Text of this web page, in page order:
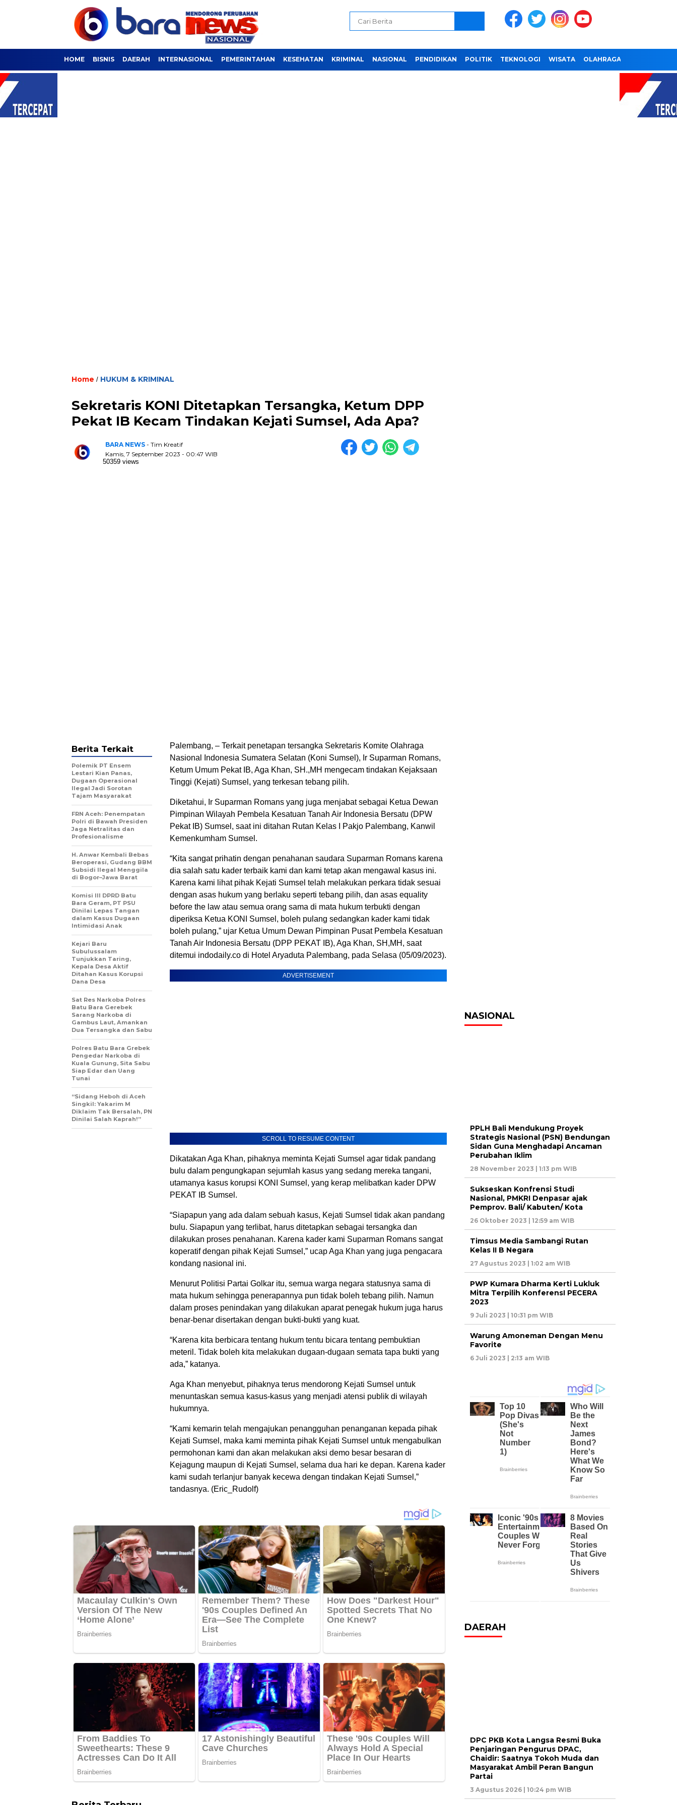
HOME BISNIS DAERAH INTERNASIONAL PEMERINTAHAN KESEHATAN KRIMINAL NASIONAL PENDIDIKAN POLITIK TEKNOLOGI WISATA OLAHRAGA
Home / HUKUM & KRIMINAL
Sekretaris KONI Ditetapkan Tersangka, Ketum DPP
Pekat IB Kecam Tindakan Kejati Sumsel, Ada Apa?
BARA NEWS - Tim Kreatif
Kamis, 7 September 2023 - 00:47 WIB
50359 views
Palembang, – Terkait penetapan tersangka Sekretaris Komite Olahraga
Nasional Indonesia Sumatera Selatan (Koni Sumsel), Ir Suparman Romans,
Ketum Umum Pekat IB, Aga Khan, SH.,MH mengecam tindakan Kejaksaan
Tinggi (Kejati) Sumsel, yang terkesan tebang pilih.
Diketahui, Ir Suparman Romans yang juga menjabat sebagai Ketua Dewan
Pimpinan Wilayah Pembela Kesatuan Tanah Air Indonesia Bersatu (DPW
Pekat IB) Sumsel, saat ini ditahan Rutan Kelas I Pakjo Palembang, Kanwil
Kemenkumham Sumsel.
“Kita sangat prihatin dengan penahanan saudara Suparman Romans karena
dia salah satu kader terbaik kami dan kami tetap akan mengawal kasus ini.
Karena kami lihat pihak Kejati Sumsel telah melakukan perkara tidak sesuai
dengan asas hukum yang berlaku seperti tebang pilih, dan asas equality
before the law atau semua orang sama di mata hukum terbukti dengan
diperiksa Ketua KONI Sumsel, boleh pulang sedangkan kader kami tidak
boleh pulang,” ujar Ketua Umum Dewan Pimpinan Pusat Pembela Kesatuan
Tanah Air Indonesia Bersatu (DPP PEKAT IB), Aga Khan, SH,MH, saat
ditemui indodaily.co di Hotel Aryaduta Palembang, pada Selasa (05/09/2023).
ADVERTISEMENT
SCROLL TO RESUME CONTENT
Dikatakan Aga Khan, pihaknya meminta Kejati Sumsel agar tidak pandang
bulu dalam pengungkapan sejumlah kasus yang sedang mereka tangani,
utamanya kasus korupsi KONI Sumsel, yang kerap melibatkan kader DPW
PEKAT IB Sumsel.
“Siapapun yang ada dalam sebuah kasus, Kejati Sumsel tidak akan pandang
bulu. Siapapun yang terlibat, harus ditetapkan sebagai tersangka dan
dilakukan proses penahanan. Karena kader kami Suparman Romans sangat
koperatif dengan pihak Kejati Sumsel,” ucap Aga Khan yang juga pengacara
kondang nasional ini.
Menurut Politisi Partai Golkar itu, semua warga negara statusnya sama di
mata hukum sehingga penerapannya pun tidak boleh tebang pilih. Namun
dalam proses penindakan yang dilakukan aparat penegak hukum juga harus
benar-benar disertakan dengan bukti-bukti yang kuat.
“Karena kita berbicara tentang hukum tentu bicara tentang pembuktian
meteril. Tidak boleh kita melakukan dugaan-dugaan semata tapa bukti yang
ada,” katanya.
Aga Khan menyebut, pihaknya terus mendorong Kejati Sumsel untuk
menuntaskan semua kasus-kasus yang menjadi atensi publik di wilayah
hukumnya.
“Kami kemarin telah mengajukan penangguhan penanganan kepada pihak
Kejati Sumsel, maka kami meminta pihak Kejati Sumsel untuk mengabulkan
permohonan kami dan akan melakukan aksi demo besar besaran di
Kejagung maupun di Kejati Sumsel, selama dua hari ke depan. Karena kader
kami sudah terlanjur banyak kecewa dengan tindakan Kejati Sumsel,”
tandasnya. (Eric_Rudolf)
Berita Terkait
Polemik PT Ensem
Lestari Kian Panas,
Dugaan Operasional
Ilegal Jadi Sorotan
Tajam Masyarakat
FRN Aceh: Penempatan
Polri di Bawah Presiden
Jaga Netralitas dan
Profesionalisme
H. Anwar Kembali Bebas
Beroperasi, Gudang BBM
Subsidi Ilegal Menggila
di Bogor–Jawa Barat
Komisi III DPRD Batu
Bara Geram, PT PSU
Dinilai Lepas Tangan
dalam Kasus Dugaan
Intimidasi Anak
Kejari Baru
Subulussalam
Tunjukkan Taring,
Kepala Desa Aktif
Ditahan Kasus Korupsi
Dana Desa
Sat Res Narkoba Polres
Batu Bara Gerebek
Sarang Narkoba di
Gambus Laut, Amankan
Dua Tersangka dan Sabu
Polres Batu Bara Grebek
Pengedar Narkoba di
Kuala Gunung, Sita Sabu
Siap Edar dan Uang
Tunai
“Sidang Heboh di Aceh
Singkil: Yakarim M
Diklaim Tak Bersalah, PN
Dinilai Salah Kaprah!”
NASIONAL
PPLH Bali Mendukung Proyek
Strategis Nasional (PSN) Bendungan
Sidan Guna Menghadapi Ancaman
Perubahan Iklim
28 November 2023 | 1:13 pm WIB
Sukseskan Konfrensi Studi
Nasional, PMKRI Denpasar ajak
Pemprov. Bali/ Kabuten/ Kota
26 Oktober 2023 | 12:59 am WIB
Timsus Media Sambangi Rutan
Kelas II B Negara
27 Agustus 2023 | 1:02 am WIB
PWP Kumara Dharma Kerti Lukluk
Mitra Terpilih KonferensI PECERA
2023
9 Juli 2023 | 10:31 pm WIB
Warung Amoneman Dengan Menu
Favorite
6 Juli 2023 | 2:13 am WIB
DAERAH
DPC PKB Kota Langsa Resmi Buka
Penjaringan Pengurus DPAC,
Chaidir: Saatnya Tokoh Muda dan
Masyarakat Ambil Peran Bangun
Partai
3 Agustus 2026 | 10:24 pm WIB